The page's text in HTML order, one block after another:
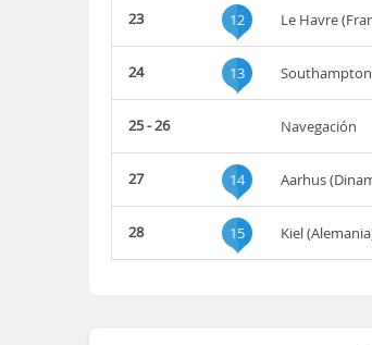
23 12 Le Havre
24 13
25 - 26 Navegación
27 14 Aarhus
28 15 Kiel